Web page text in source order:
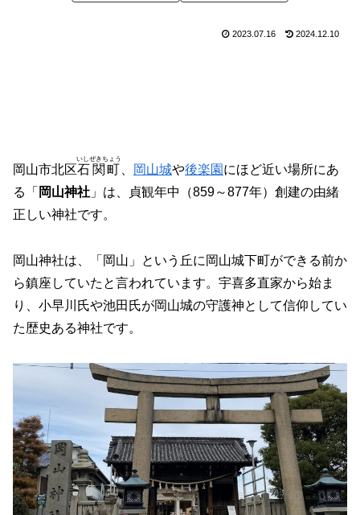
2023.07.16 2024.12.10
岡山市北区石関町
いしぜきちょう
岡山城や後楽園 にほど近い場所にあ
る「 岡山神社 」は、貞観年中（859～877年）創建の由緒
正しい神社です。
岡山神社は、「岡山」という丘に岡山城下町ができる前か
ら鎮座していたと言われています。宇喜多直家から始ま
り、小早川氏や池田氏が岡山城の守護神として信仰してい
た歴史ある神社です。